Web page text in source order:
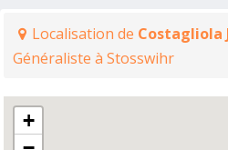
Localisation de Costagliola
Généraliste à Stosswihr
+